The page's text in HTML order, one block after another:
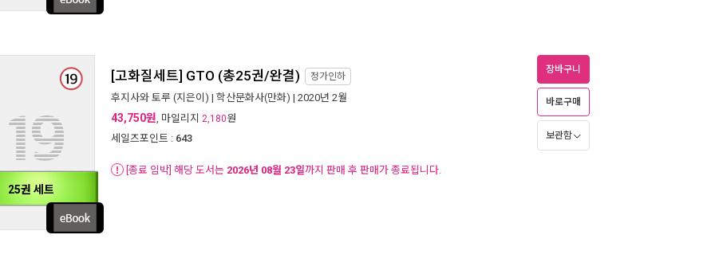
25권 세트
[고화질세트] GTO (총25권/완결) 정가인하
후지사와 토루 (지은이) | 학산문화사(만화) | 2020년 2월
43,750원, 마일리지 2,180원
세일즈포인트 : 643
[종료 임박] 해당 도서는 2026년 08월 23일까지 판매 후 판매가 종료됩니다.
장바구니
바로구매
보관함